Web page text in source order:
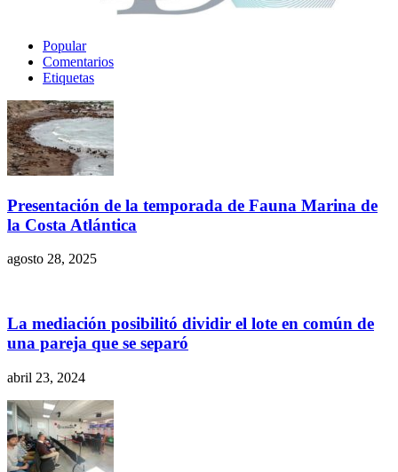
Popular
Comentarios
Etiquetas
Presentación de la temporada de Fauna Marina de
la Costa Atlántica
agosto 28, 2025
La mediación posibilitó dividir el lote en común de
una pareja que se separó
abril 23, 2024